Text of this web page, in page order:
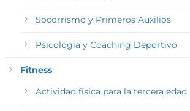
Socorrismo y Primeros Auxilios
Psicología y Coaching Deportivo
Fitness
Actividad física para la tercera edad